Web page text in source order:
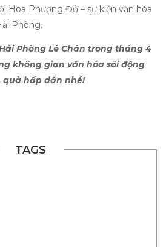
Hoa Phượng Đỏ – sự kiện văn hóa
Phòng.
Phòng Lê Chân trong tháng 4
không gian văn hóa sôi động
hấp dẫn nhé!
TAGS